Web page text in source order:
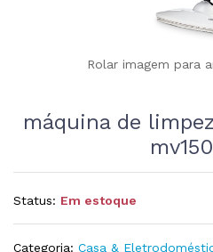
Rolar imagem para
máquina de
Status: Em estoque
Categoria: Casa &